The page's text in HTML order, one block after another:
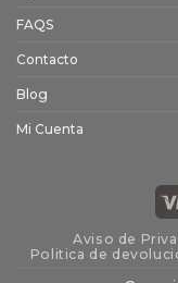
FAQS
Contacto
Blog
Mi Cuenta
Aviso de
Politica de